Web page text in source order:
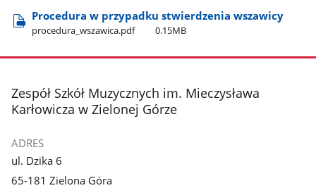
Procedura w przypadku stwierdzenia wszawicy
procedura​_wszawica.pdf 0.15MB
stopka
Zespół Szkół Muzycznych im. Mieczysława
Karłowicza w Zielonej Górze
ADRES
ul. Dzika 6
65-181 Zielona Góra